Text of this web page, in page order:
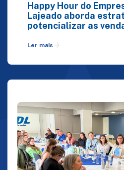
Happy Hour do
Lajeado aborda
potencializar as
Ler mais arrow_forward